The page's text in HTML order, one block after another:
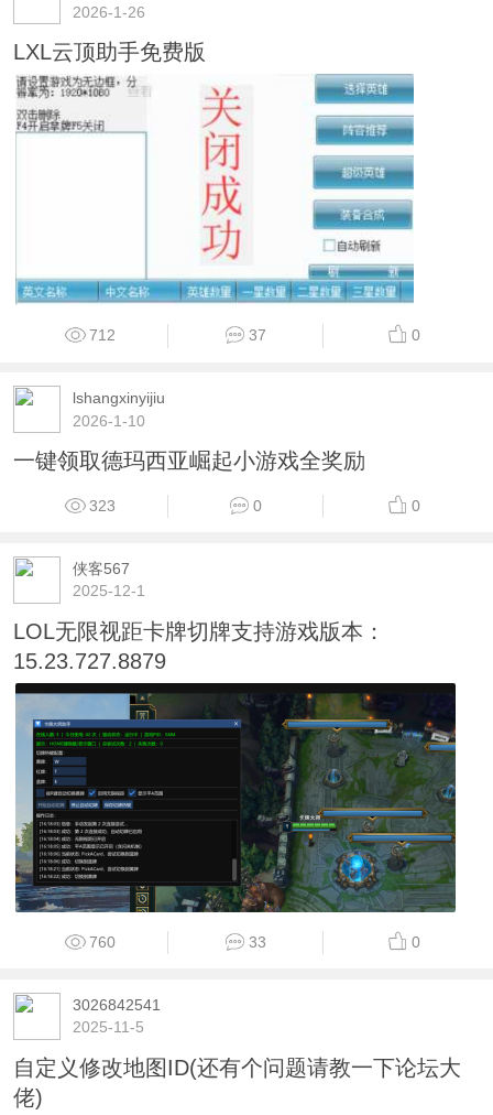
2026-1-26
LXL云顶助手免费版
712 37 0
lshangxinyijiu
2026-1-10
一键领取德玛西亚崛起小游戏全奖励
323 0 0
侠客567
2025-12-1
LOL无限视距卡牌切牌支持游戏版本：
15.23.727.8879
760 33 0
3026842541
2025-11-5
自定义修改地图ID(还有个问题请教一下论坛大
佬)